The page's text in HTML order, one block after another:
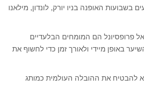
בשבועות האופנה בניו יורק, לונדון, מילאנו
פרופסיונל הם המומחים הבלעדיים
באופן מיידי ולאורך זמן כדי לחשוף את
להבטיח את ההובלה העולמית כמותג